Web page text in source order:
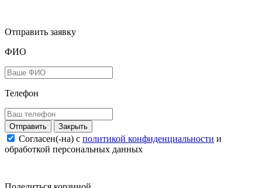
Отправить заявку
ФИО
Телефон
Закрыть
Согласен(-на) c политикой конфиденциальности и
обработкой персональных данных